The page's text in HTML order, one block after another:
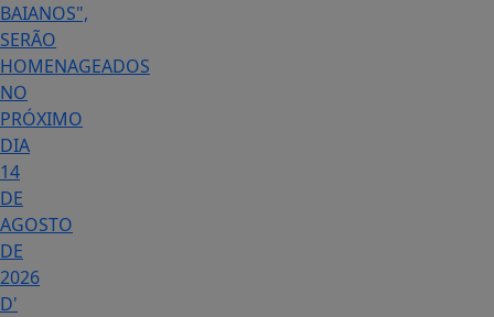
BAIANOS",
SERÃO
HOMENAGEADOS
NO
PRÓXIMO
DIA
14
DE
AGOSTO
DE
2026
D'